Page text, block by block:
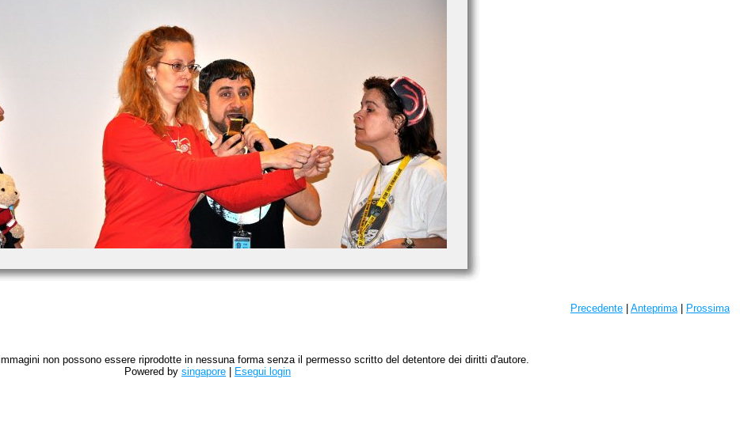
Precedente Anteprima| Prossima
non possono essere riprodotte in nessuna forma senza il permesso scritto del detentore dei diritti d'autore.
Powered by singapore | Esegui login